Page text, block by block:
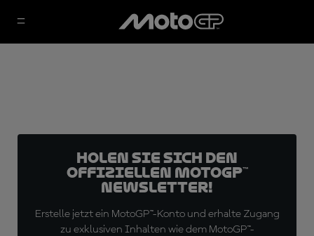
Holen Sie sich den
offiziellen MotoGP™
Newsletter!
Erstelle jetzt ein MotoGP™-Konto und erhalte Zugang
zu exklusiven Inhalten wie dem MotoGP™-